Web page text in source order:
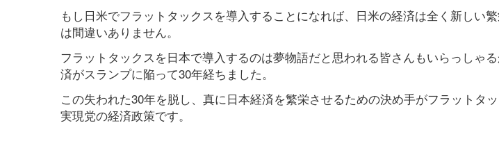
もし日米でフラットタックスを導入することになれば、日米の経済は全く新しい
は間違いありません。
フラットタックスを日本で導入するのは夢物語だと思われる皆さんもいらっしゃ
済がスランプに陥って30年経ちました。
この失われた30年を脱し、真に日本経済を繁栄させるための決め手がフラットタ
実現党の経済政策です。